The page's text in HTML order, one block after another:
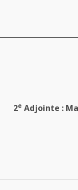
2e Adjointe :